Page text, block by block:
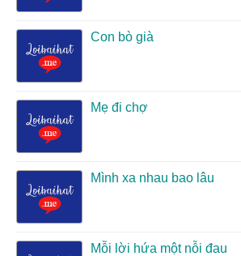
Con bò già
Mẹ đi chợ
Mình xa nhau bao lâu
Mỗi lời hứa một nỗi đau